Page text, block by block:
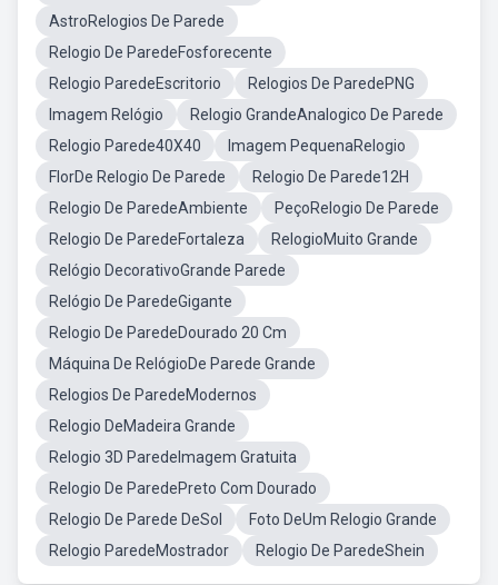
AstroRelogios De Parede
Relogio De ParedeFosforecente
Relogio ParedeEscritorio
Relogios De ParedePNG
Imagem Relógio
Relogio GrandeAnalogico De Parede
Relogio Parede40X40
Imagem PequenaRelogio
FlorDe Relogio De Parede
Relogio De Parede12H
Relogio De ParedeAmbiente
PeçoRelogio De Parede
Relogio De ParedeFortaleza
RelogioMuito Grande
Relógio DecorativoGrande Parede
Relógio De ParedeGigante
Relogio De ParedeDourado 20 Cm
Máquina De RelógioDe Parede Grande
Relogios De ParedeModernos
Relogio DeMadeira Grande
Relogio 3D ParedeImagem Gratuita
Relogio De ParedePreto Com Dourado
Relogio De Parede DeSol
Foto DeUm Relogio Grande
Relogio ParedeMostrador
Relogio De ParedeShein